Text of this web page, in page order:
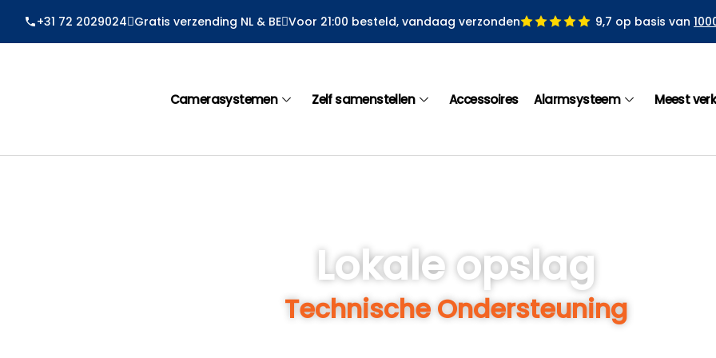
+31 72 2029024 Gratis verzending NL & BE Voor 21:00 besteld, vandaag verzonden 9,7 op basis van
Camerasystemen Zelf samenstellen Accessoires Alarmsysteem Meest
Lokale opslag
Technische Ondersteuning